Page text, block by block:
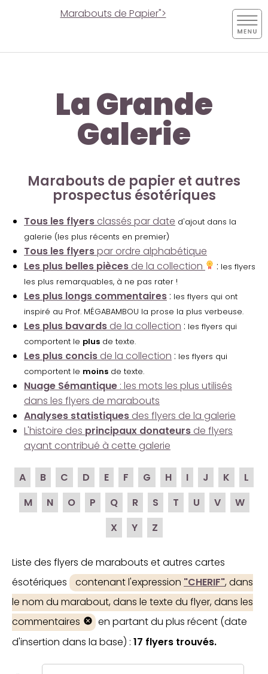
Marabouts de Papier">
La Grande
Galerie
Marabouts de papier et autres
prospectus ésotériques
Tous les flyers classés par date d'ajout dans la
galerie (les plus récents en premier)
Tous les flyerspar ordre alphabétique
Les plus belles pièces de la collection : les flyers
les plus remarquables, à ne pas rater !
Les plus longs commentaires : les flyers qui ont
inspiré au Prof. MÉGABAMBOU la prose la plus verbeuse.
Les plus bavards de la collection : les flyers qui
comportent le plus de texte.
Les plus concis de la collection : les flyers qui
comportent le moins de texte.
Nuage Sémantique : les mots les plus utilisés
dans les flyers de marabouts
Analyses statistiques des flyers de la galerie
L'histoire des principaux donateurs de flyers
ayant contribué à cette galerie
A B C D E F G H I J K
L
M
N O P Q R S T U V
W
X
Y Z
Liste des flyers de marabouts et autres cartes
ésotériques
contenant l'expression "CHERIF", dans
le nom du marabout, dans le texte du flyer, dans les
commentaires
en partant du plus récent (date
d'insertion dans la base) : 17 flyers trouvés.